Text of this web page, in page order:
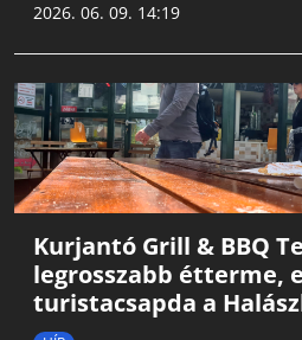
2026. 06. 09. 14:19
Kurjantó Grill & BBQ
legrosszabb étterme,
turistacsapda a